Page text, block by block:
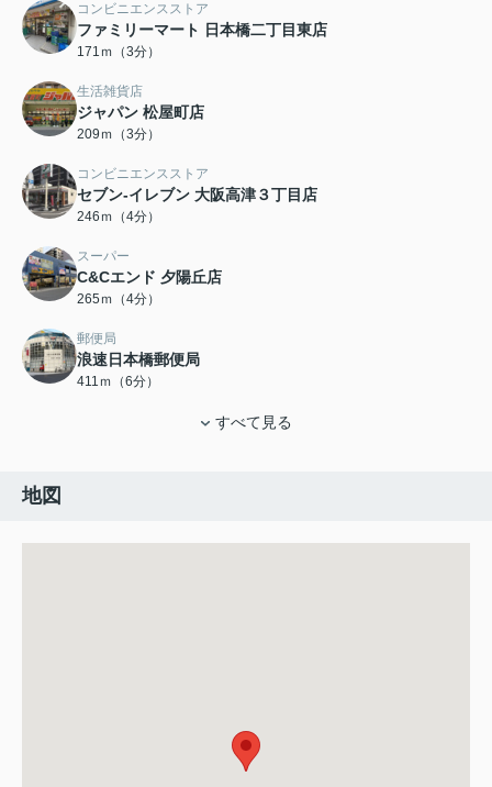
コンビニエンスストア
ファミリーマート 日本橋二丁目東店
171ｍ（3分）
生活雑貨店
ジャパン 松屋町店
209ｍ（3分）
コンビニエンスストア
セブン-イレブン 大阪高津３丁目店
246ｍ（4分）
スーパー
C&Cエンド 夕陽丘店
265ｍ（4分）
郵便局
浪速日本橋郵便局
411ｍ（6分）
すべて見る
地図